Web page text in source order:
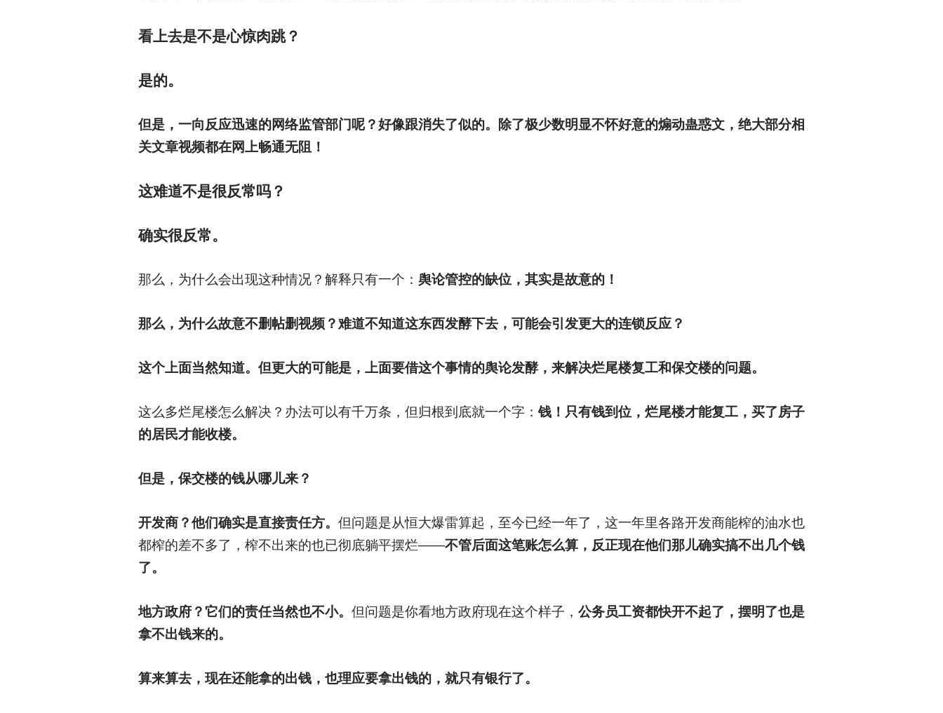
看上去是不是心惊肉跳？
是的。
但是，一向反应迅速的网络监管部门呢？好像跟消失了似的。除了极少数明显不怀好意的煽动蛊惑文，绝大部分相
关文章视频都在网上畅通无阻！
这难道不是很反常吗？
确实很反常。
那么，为什么会出现这种情况？解释只有一个： 舆论管控的缺位，其实是故意的！
那么，为什么故意不删帖删视频？难道不知道这东西发酵下去，可能会引发更大的连锁反应？
这个上面当然知道。但更大的可能是，上面要借这个事情的舆论发酵，来解决烂尾楼复工和保交楼的问题。
这么多烂尾楼怎么解决？办法可以有千万条，但归根到底就一个字：钱！只有钱到位，烂尾楼才能复工，买了房子
的居民才能收楼。
但是，保交楼的钱从哪儿来？
开发商？他们确实是直接责任方。 但问题是从恒大爆雷算起，至今已经一年了，这一年里各路开发商能榨的油水也
都榨的差不多了，榨不出来的也已彻底躺平摆烂——不管后面这笔账怎么算，反正现在他们那儿确实搞不出几个钱
了。
地方政府？它们的责任当然也不小。 但问题是你看地方政府现在这个样子， 公务员工资都快开不起了，摆明了也是
拿不出钱来的。
算来算去，现在还能拿的出钱，也理应要拿出钱的，就只有银行了。